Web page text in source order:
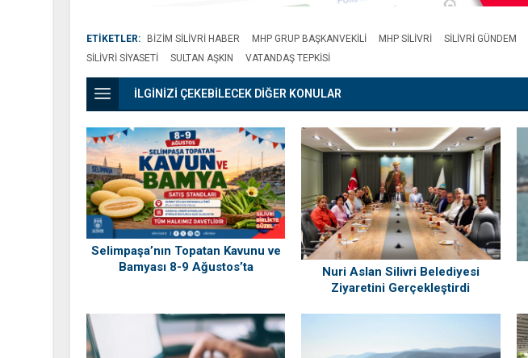
ETİKETLER: BIZIM SILIVRI HABER MHP GRUP BAŞKANVEKILI MHP SILIVRI SILIVRI GÜNDEM
SILIVRI SIYASETI
SULTAN AŞKIN VATANDAŞ TEPKISI
İLGİNİZİ ÇEKEBİLECEK DİĞER KONULAR
Selimpaşa’nın Topatan Kavunu ve
Bamyası 8-9 Ağustos’ta
Nuri Aslan Silivri Belediyesi
Ziyaretini Gerçekleştirdi